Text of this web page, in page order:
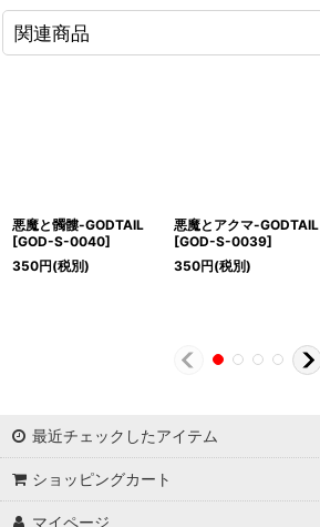
関連商品
悪魔と髑髏-GODTAIL
[GOD-S-0040]
350円(税別)
悪魔とアクマ-GODTAIL
[GOD-S-0039]
350円(税別)
最近チェックしたアイテム
ショッピングカート
マイページ